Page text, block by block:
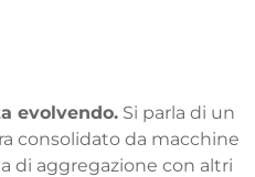
evolvendo. Si parla di un
consolidato da macchine
di aggregazione con altri